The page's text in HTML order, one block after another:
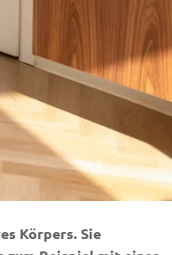
Körpers. Sie